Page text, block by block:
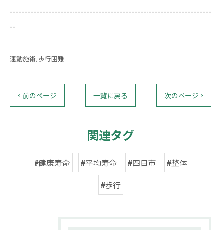
--------------------------------------------------------------------
--
運動施術 歩行困難
< 前のページ 一覧に戻る 次のページ >
関連タグ
#健康寿命 #平均寿命 #四日市
#整体
#歩行